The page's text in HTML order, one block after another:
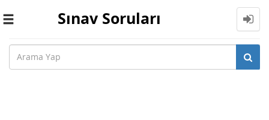
Toggle
Sınav Soruları